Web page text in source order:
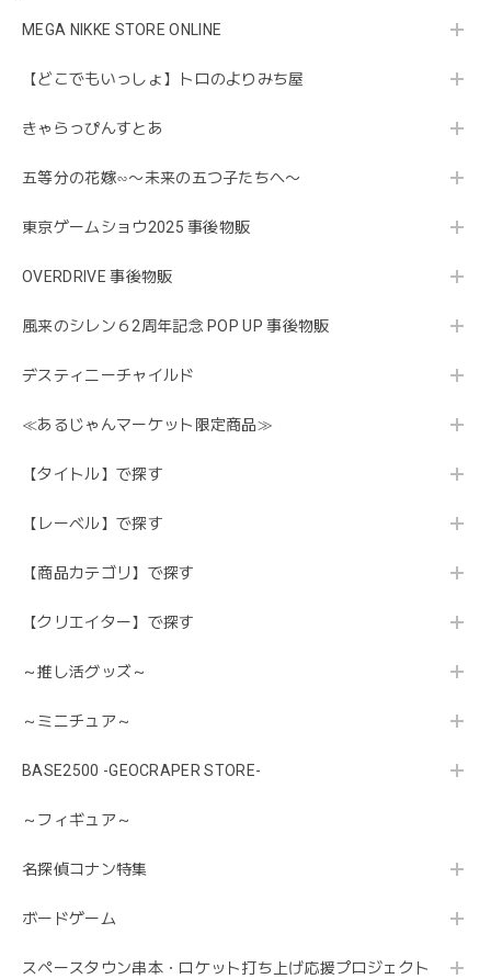
MEGA NIKKE STORE ONLINE
【どこでもいっしょ】トロのよりみち屋
きゃらっぴんすとあ
五等分の花嫁∽〜未来の五つ子たちへ〜
東京ゲームショウ2025 事後物販
OVERDRIVE 事後物販
風来のシレン６2周年記念 POP UP 事後物販
デスティニーチャイルド
≪あるじゃんマーケット限定商品≫
【タイトル】で探す
【レーベル】で探す
【商品カテゴリ】で探す
【クリエイター】で探す
～推し活グッズ～
～ミニチュア～
BASE2500 -GEOCRAPER STORE-
～フィギュア～
名探偵コナン特集
ボードゲーム
スペースタウン串本・ロケット打ち上げ応援プロジェクト